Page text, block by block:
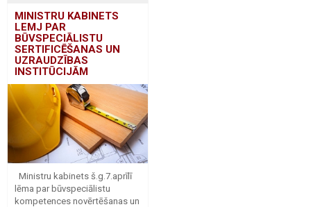
MINISTRU KABINETS
LEMJ PAR
BŪVSPECIĀLISTU
SERTIFICĒŠANAS UN
UZRAUDZĪBAS
INSTITŪCIJĀM
Ministru kabinets š.g.7.aprīlī
lēma par būvspeciālistu
kompetences novērtēšanas un